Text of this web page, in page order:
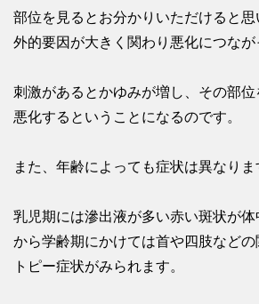
部位を見るとお分かりいただけると
外的要因が大きく関わり悪化につなが
刺激があるとかゆみが増し、その部
悪化するということになるのです。
また、年齢によっても症状は異なりま
乳児期には滲出液が多い赤い斑状が
から学齢期にかけては首や四肢など
トピー症状がみられます。